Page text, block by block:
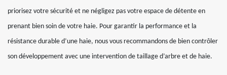
priorisez votre sécurité et ne négligez pas votre espace de détente en
prenant bien soin de votre haie. Pour garantir la performance et la
résistance durable d’une haie, nous vous recommandons de bien contrôler
son développement avec une intervention de taillage d’arbre et de haie.